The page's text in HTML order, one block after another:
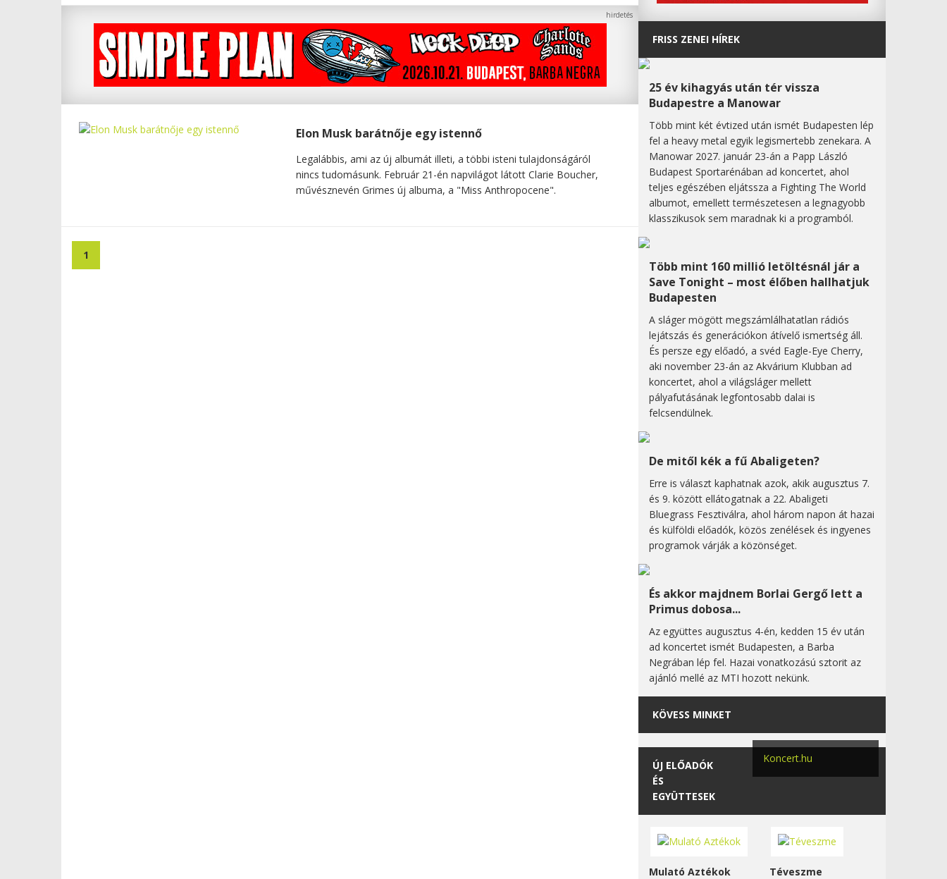
Elon Musk barátnője egy istennő
Legalábbis, ami az új albumát illeti, a többi isteni tulajdonságáról
nincs tudomásunk. Február 21-én napvilágot látott Clarie Boucher,
művésznevén Grimes új albuma, a "Miss Anthropocene".
1
FRISS ZENEI HÍREK
25 év kihagyás után tér vissza
Budapestre a Manowar
Több mint két évtized után ismét Budapesten lép
fel a heavy metal egyik legismertebb zenekara. A
Manowar 2027. január 23-án a Papp László
Budapest Sportarénában ad koncertet, ahol
teljes egészében eljátssza a Fighting The World
albumot, emellett természetesen a legnagyobb
klasszikusok sem maradnak ki a programból.
Több mint 160 millió letöltésnál jár a
Save Tonight – most élőben hallhatjuk
Budapesten
A sláger mögött megszámlálhatatlan rádiós
lejátszás és generációkon átívelő ismertség áll.
És persze egy előadó, a svéd Eagle-Eye Cherry,
aki november 23-án az Akvárium Klubban ad
koncertet, ahol a világsláger mellett
pályafutásának legfontosabb dalai is
felcsendülnek.
De mitől kék a fű Abaligeten?
Erre is választ kaphatnak azok, akik augusztus 7.
és 9. között ellátogatnak a 22. Abaligeti
Bluegrass Fesztiválra, ahol három napon át hazai
és külföldi előadók, közös zenélések és ingyenes
programok várják a közönséget.
És akkor majdnem Borlai Gergő lett a
Primus dobosa...
Az együttes augusztus 4-én, kedden 15 év után
ad koncertet ismét Budapesten, a Barba
Negrában lép fel. Hazai vonatkozású sztorit az
ajánló mellé az MTI hozott nekünk.
KÖVESS MINKET
Koncert.hu
ÚJ ELŐADÓK
ÉS
EGYÜTTESEK
Mulató Aztékok Téveszme